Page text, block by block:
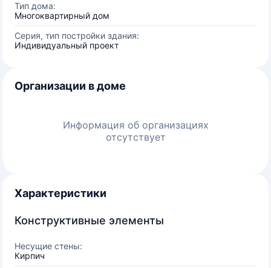
Тип дома:
Многоквартирный дом
Серия, тип постройки здания:
Индивидуальный проект
Организации в доме
Информация об организациях
отсутствует
Характеристики
Конструктивные элементы
Несущие стены:
Кирпич